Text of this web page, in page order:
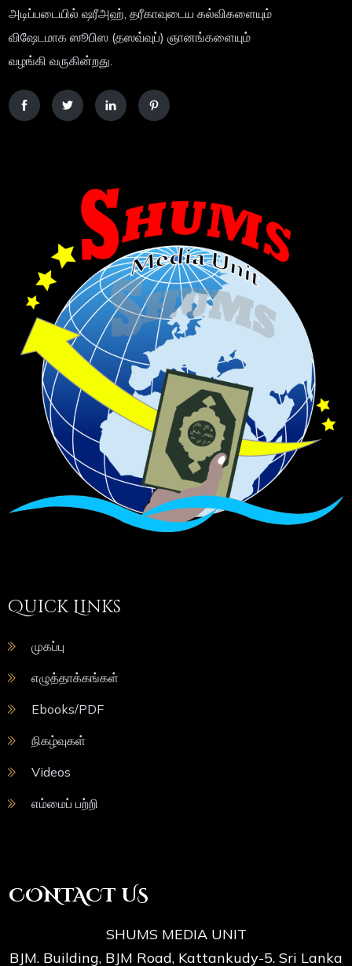
அடிப்படையில் ஷரீஅஹ், தரீகாவுடைய கல்விகளையும்
விஷேடமாக ஸூபிஸ (தஸவ்வுப்) ஞானங்களையும்
வழங்கி வருகின்றது.
Quick Links
முகப்பு
எழுத்தாக்கங்கள்
Ebooks/PDF
நிகழ்வுகள்
Videos
எம்மைப் பற்றி
CONTACT US
SHUMS MEDIA UNIT
BJM. Building, BJM Road, Kattankudy-5. Sri Lanka